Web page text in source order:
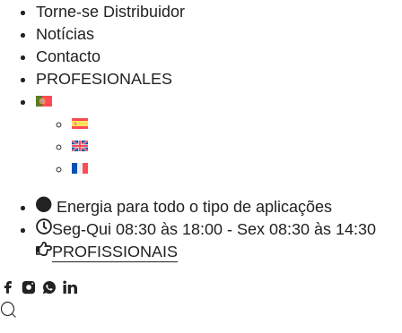
Torne-se Distribuidor
Notícias
Contacto
PROFESIONALES
Energia para todo o tipo de aplicações
Seg-Qui 08:30 às 18:00 - Sex 08:30 às 14:30
PROFISSIONAIS